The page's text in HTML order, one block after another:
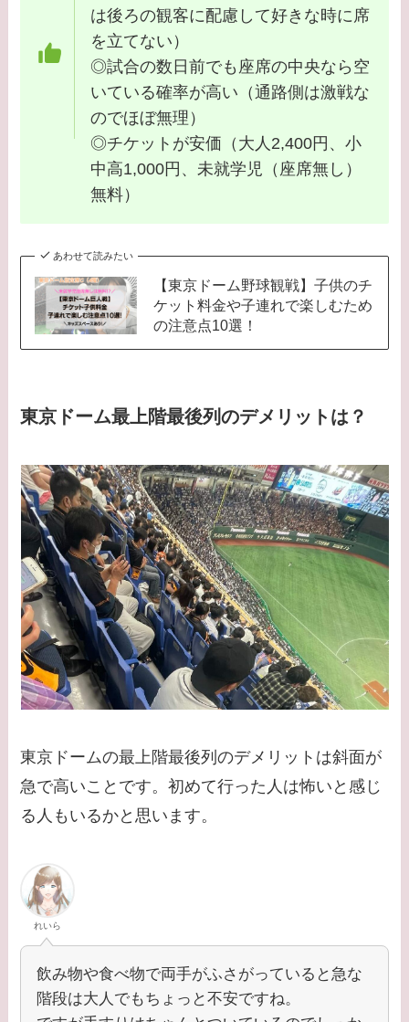
は後ろの観客に配慮して好きな時に席
を立てない）
◎試合の数日前でも座席の中央なら空
いている確率が高い（通路側は激戦な
のでほぼ無理）
◎チケットが安価（大人2,400円、小
中高1,000円、未就学児（座席無し）
無料）
あわせて読みたい
【東京ドーム野球観戦】子供のチ
ケット料金や子連れで楽しむため
の注意点10選！
東京ドーム最上階最後列のデメリットは？
東京ドームの最上階最後列のデメリットは斜面が
急で高いことです。初めて行った人は怖いと感じ
る人もいるかと思います。
れいら
飲み物や食べ物で両手がふさがっていると急な
階段は大人でもちょっと不安ですね。